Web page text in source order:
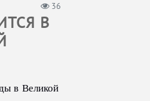
36
В
в Великой